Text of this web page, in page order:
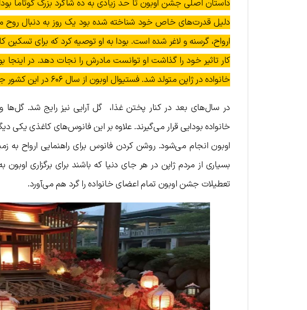
دلیل قدرت‌های خاص خود شناخته شده بود یک روز به دنبال روح
ارواح، گرسنه و لاغر شده است. بودا به او توصیه کرد که برای
کار تاثیر خود را گذاشت او توانست مادرش را نجات دهد. در
خانواده در ژاپن متولد شد. فستیوال اوبون از سال ۶۰۶ در این کشور جشن گرفته می شود.
در سال‌های بعد در کنار پختن غذا، گل آرایی نیز رایج شد. گل‌ها
خانواده بودایی قرار می‌گیرند. علاوه بر این فانوس‌های کاغذی یکی
اوبون انجام می‌شود. روشن کردن فانوس برای راهنمایی ارواح به
بسیاری از مردم ژاپن در هر جای دنیا که باشند برای برگزاری
تعطیلات جشن اوبون تمام اعضای خانواده را گرد هم می‌آورد.